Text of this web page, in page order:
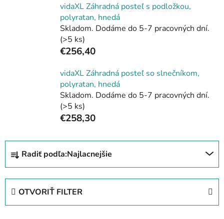
vidaXL Záhradná posteľ s podložkou,
polyratan, hnedá
Skladom. Dodáme do 5-7 pracovných dní.
(>5 ks)
€256,40
vidaXL Záhradná posteľ so slnečníkom,
polyratan, hnedá
Skladom. Dodáme do 5-7 pracovných dní.
(>5 ks)
€258,30
R
d
Radiť podľa:Najlacnejšie
OTVORIŤ FILTER